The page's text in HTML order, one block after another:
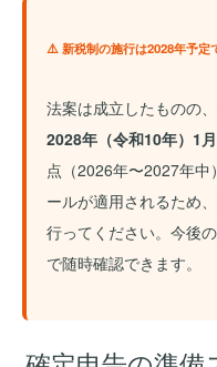
⚠️ 新税制の施行は2028年予定
法案は成立したものの
2028年（令和10年）1
点（2026年〜2027年
ールが適用されるため
行ってください。今後
で随時確認できます。